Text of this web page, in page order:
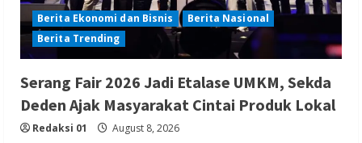
Berita Ekonomi dan Bisnis
Berita Nasional
Berita Trending
Serang Fair 2026 Jadi Etalase UMKM, Sekda
Deden Ajak Masyarakat Cintai Produk Lokal
Redaksi 01 August 8, 2026